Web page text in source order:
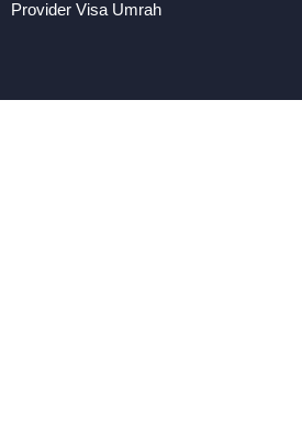
Provider Visa Umrah